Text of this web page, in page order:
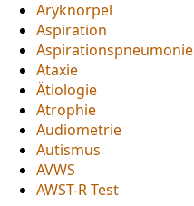
Aryknorpel
Aspiration
Aspirationspneumonie
Ataxie
Ätiologie
Atrophie
Audiometrie
Autismus
AVWS
AWST-R Test